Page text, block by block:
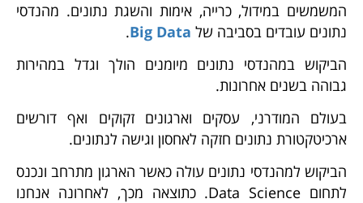
המשמשים במידול, כרייה, אימות והשגת נתונים. מהנדסי
נתונים עובדים בסביבה של Big Data
.
הביקוש במהנדסי נתונים מיומנים הולך וגדל במהירות
גבוהה בשנים אחרונות.
בעולם המודרני, עסקים וארגונים זקוקים ואף דורשים
ארכיטקטורת נתונים חזקה לאחסון וגישה לנתונים.
הביקוש למהנדסי נתונים עולה כאשר הארגון מתרחב ונכנס
לתחום Data Science. כתוצאה מכך, לאחרונה אנחנו